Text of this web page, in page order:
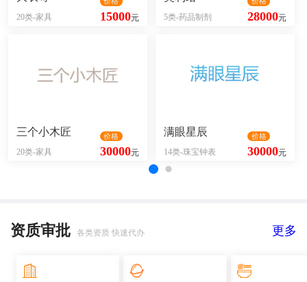
20类-家具 15000元 5类-药品制剂 28000元
三个小木匠
20类-家具 30000元
价格 满眼星辰
14类-珠宝钟表 30000元
价格
资质审批 各类资质 快速代办 更多